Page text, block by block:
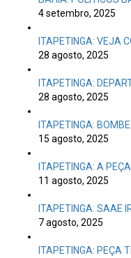
4 setembro, 2025
ITAPETINGA: VEJA
28 agosto, 2025
ITAPETINGA:
28 agosto, 2025
ITAPETINGA:
15 agosto, 2025
ITAPETINGA: A
11 agosto, 2025
ITAPETINGA: SAAE
7 agosto, 2025
ITAPETINGA: PEÇA